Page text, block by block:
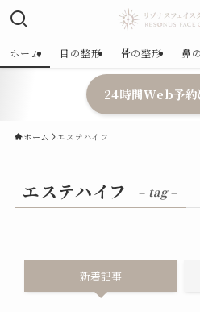
ホーム 目の整形 骨の整形 鼻
24時間Web予約
ホーム エステハイフ
エステハイフ – tag –
新着記事